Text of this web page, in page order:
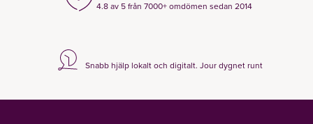
4.8 av 5 från 7000+ omdömen sedan 2014
Snabb hjälp lokalt och digitalt. Jour dygnet runt